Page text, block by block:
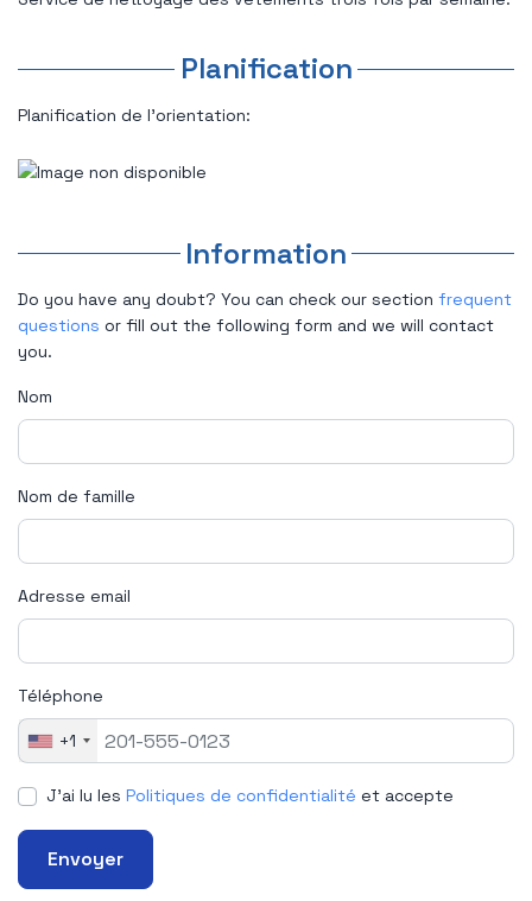
Planification
Planification de l'orientation:
Information
Do you have any doubt? You can check our section frequent
questions or fill out the following form and we will contact
you.
Nom
Nom de famille
Adresse email
Téléphone
+1
J'ai lu les Politiques de confidentialité et accepte
Envoyer